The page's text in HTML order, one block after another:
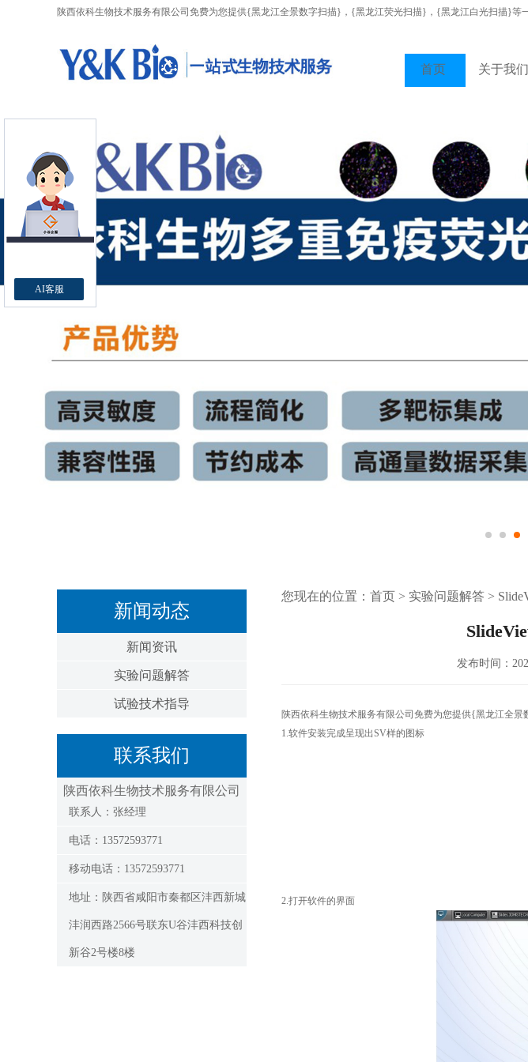
陕西依科生物技术服务有限公司免费为您提供{黑龙江全景数字扫描} ，{黑龙江荧光扫描}，{黑龙江白光扫描}等
首页 关于我们
新闻动态
新闻资讯
实验问题解答
试验技术指导
联系我们
陕西依科生物技术服务有限公司
联系人：张经理
电话：13572593771
移动电话：13572593771
地址：陕西省咸阳市秦都区沣西新城
沣润西路2566号联东U谷沣西科技创
新谷2号楼8楼
您现在的位置： 首页 > 实验问题解答 >
发布时间：
陕西依科生物技术服务有限公司免费为您提供{黑龙江全景
1.软件安装完成呈现出SV样的图标
2.打开软件的界面
AI客服